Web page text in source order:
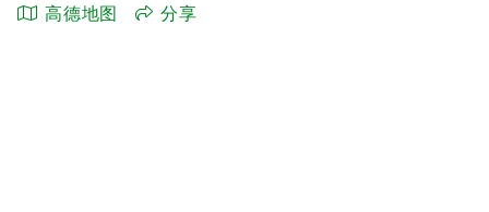
高德地图 分享